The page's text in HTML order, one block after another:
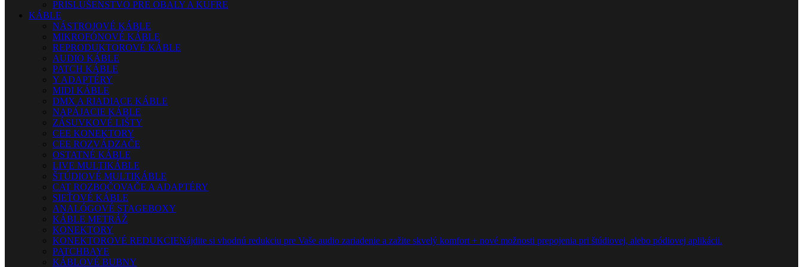
PRÍSLUŠENSTVO PRE OBALY A KUFRE
KÁBLE
NÁSTROJOVÉ KÁBLE
MIKROFÓNOVÉ KÁBLE
REPRODUKTOROVÉ KÁBLE
AUDIO KÁBLE
PATCH KÁBLE
Y ADAPTÉRY
MIDI KÁBLE
DMX A RIADIACE KÁBLE
NAPÁJACIE KÁBLE
ZÁSUVKOVÉ LIŠTY
CEE KONEKTORY
CEE ROZVÁDZAČE
OSTATNÉ KÁBLE
LIVE MULTIKÁBLE
ŠTÚDIOVÉ MULTIKÁBLE
CAT ROZBOČOVAČE A ADAPTÉRY
SIEŤOVÉ KÁBLE
ANALÓGOVÉ STAGEBOXY
KÁBLE METRÁŽ
KONEKTORY
KONEKTOROVÉ REDUKCIENájdite si vhodnú redukciu pre Vaše audio zariadenie a zažite skvelý komfort + nové možnosti prepojenia pri štúdiovej, alebo pódiovej aplikácii.
PATCHBAYE
KÁBLOVÉ BUBNY